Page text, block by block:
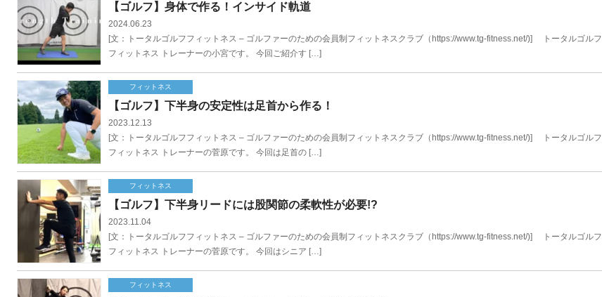
【ゴルフ】身体で作る！インサイド軌道
2024.06.23
[文：トータルゴルフフィットネス – ゴルファーのための会員制フィットネスクラブ（https://www.tg-fitness.net/)] トータルゴルフ
フィットネス トレーナーの小宮です。 今回ご紹介す […]
フィットネス
【ゴルフ】下半身の安定性は足首から作る！
2023.12.13
[文：トータルゴルフフィットネス – ゴルファーのための会員制フィットネスクラブ（https://www.tg-fitness.net/)] トータルゴルフ
フィットネス トレーナーの菅原です。 今回は足首の […]
フィットネス
【ゴルフ】下半身リードには股関節の柔軟性が必要!?
2023.11.04
[文：トータルゴルフフィットネス – ゴルファーのための会員制フィットネスクラブ（https://www.tg-fitness.net/)] トータルゴルフ
フィットネス トレーナーの菅原です。 今回はシニア […]
フィットネス